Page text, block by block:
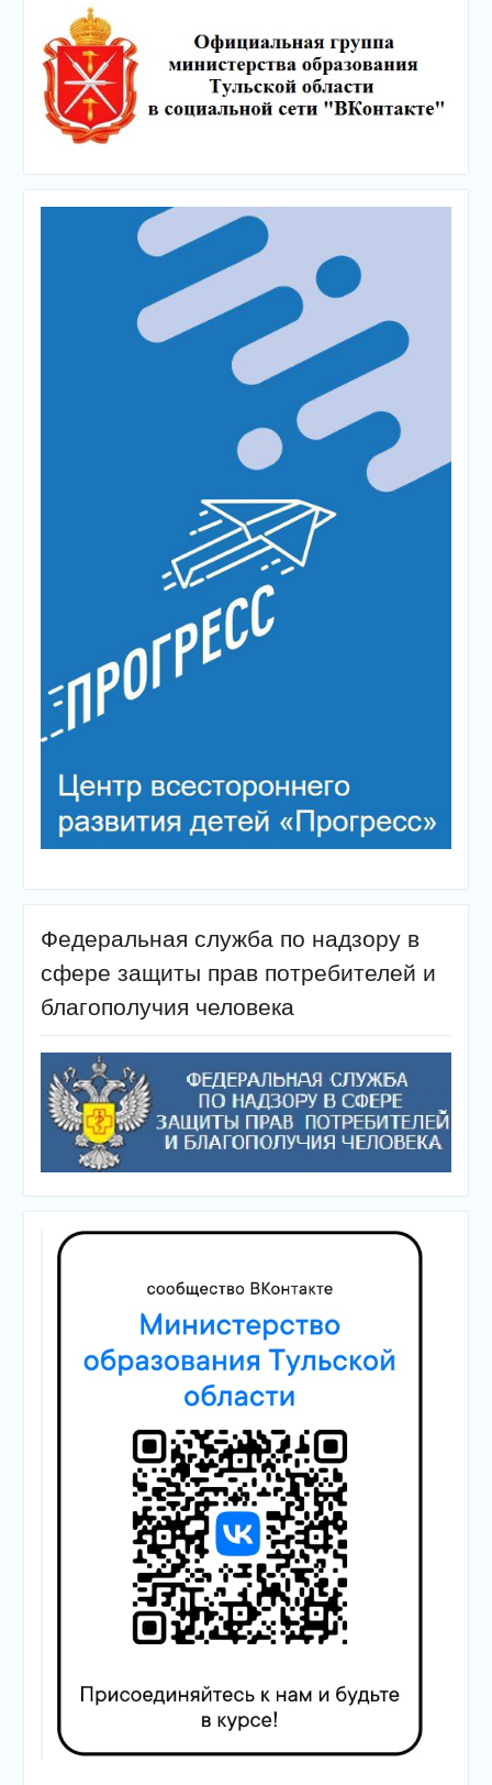
Федеральная служба по надзору в
сфере защиты прав потребителей и
благополучия человека